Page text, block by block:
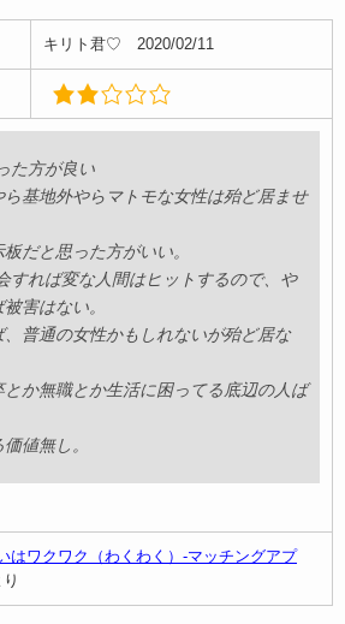
yucota 2019/04/24
っていたが業者と報告したらポイント
のに業者も一役かってるからあまり真
いんじゃないかな
キリト君♡ 2020/02/11
た方が良い
基地外やらマトモな女性は殆ど居ませ
だと思った方がいい。
すれば変な人間はヒットするので、や
害はない。
、普通の女性かもしれないが殆ど居な
とか無職とか生活に困ってる底辺の人ば
値無し。
はワクワク（わくわく）-マッチングアプ
り